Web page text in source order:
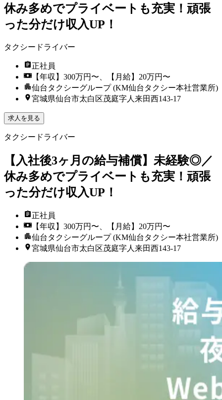
休み多めでプライベートも充実！頑張
った分だけ収入UP！
タクシードライバー
正社員
【年収】300万円〜、【月給】20万円〜
仙台タクシーグループ (KM仙台タクシー本社営業所)
宮城県仙台市太白区茂庭字人来田西143-17
求人を見る
タクシードライバー
【入社後3ヶ月の給与補償】未経験◎／
休み多めでプライベートも充実！頑張
った分だけ収入UP！
正社員
【年収】300万円〜、【月給】20万円〜
仙台タクシーグループ (KM仙台タクシー本社営業所)
宮城県仙台市太白区茂庭字人来田西143-17